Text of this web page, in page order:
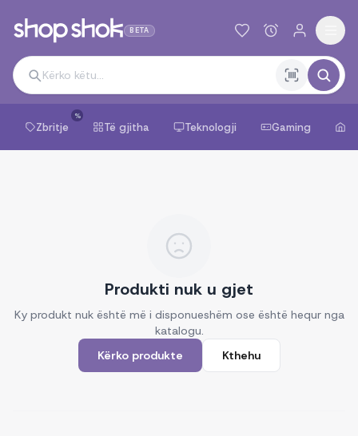
BETA
Zbritje
%
Të gjitha Teknologji Gaming
Produkti nuk u gjet
Ky produkt nuk është më i disponueshëm ose është hequr nga
katalogu.
Kërko produkte
Kthehu